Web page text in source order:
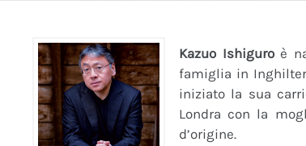
Kazuo Ishiguroè
famiglia in
iniziato la sua
Londra con la
d’origine.